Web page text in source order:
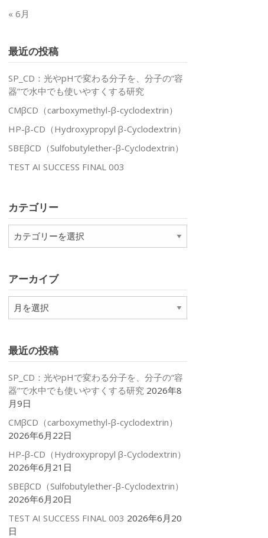
« 6月
最近の投稿
SP_CD：光やpHで変わる分子を、分子の“容
器”で水中でも使いやすくする研究
CMβCD（carboxymethyl-β-cyclodextrin）
HP-β-CD（Hydroxypropyl β-Cyclodextrin）
SBEβCD（Sulfobutylether-β-Cyclodextrin）
TEST AI SUCCESS FINAL 003
カテゴリー
テ
ー
アーカイブ
ア
ー
ブ
最近の投稿
SP_CD：光やpHで変わる分子を、分子の“容
器”で水中でも使いやすくする研究 2026年8
月9日
CMβCD（carboxymethyl-β-cyclodextrin）
2026年6月22日
HP-β-CD（Hydroxypropyl β-Cyclodextrin）
2026年6月21日
SBEβCD（Sulfobutylether-β-Cyclodextrin）
2026年6月20日
TEST AI SUCCESS FINAL 003 2026年6月20
日